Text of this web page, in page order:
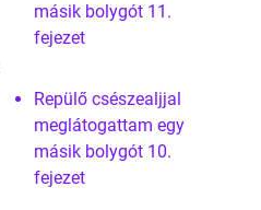
másik bolygót 11.
fejezet
Repülő csészealjjal
meglátogattam egy
másik bolygót 10.
fejezet